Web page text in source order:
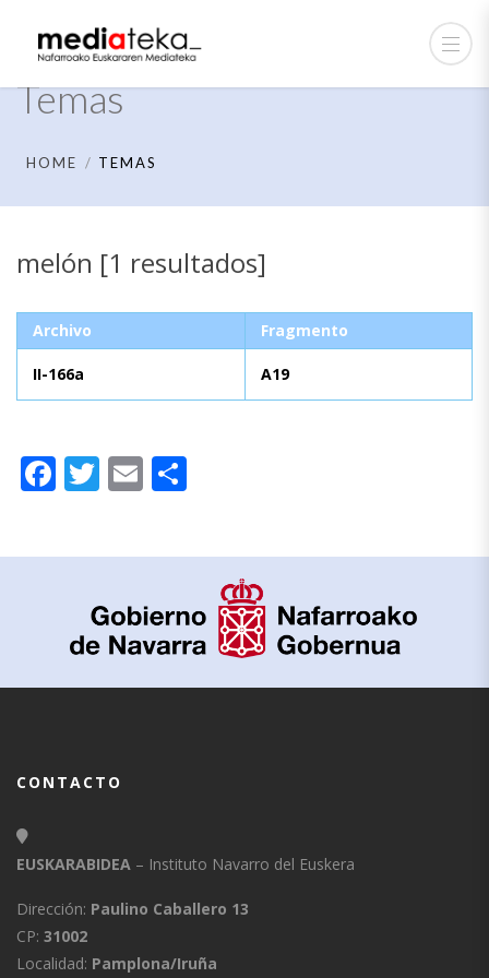
Temas
HOME TEMAS
melón [1 resultados]
Archivo Fragmento
II-166a A19
Facebook
Twitter
Email
CONTACTO
EUSKARABIDEA – Instituto Navarro del Euskera
Dirección: Paulino Caballero 13
CP: 31002
Localidad: Pamplona/Iruña